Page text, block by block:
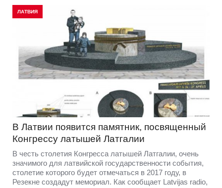
ЛАТВИЯ
В Латвии появится памятник, посвященный
Конгрессу латышей Латгалии
В честь столетия Конгресса латышей Латгалии, очень
значимого для латвийской государственности события,
столетие которого будет отмечаться в 2017 году, в
Резекне создадут мемориал. Как сообщает Latvijas radio,